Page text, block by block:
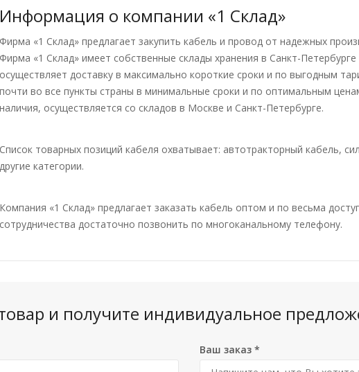
Информация о компании «1 Склад»
Фирма «1 Склад» предлагает закупить кабель и провод от надежных
Фирма «1 Склад» имеет собственные склады хранения в Санкт-
осуществляет доставку в максимально короткие сроки и по выгодным
почти во все пункты страны в минимальные сроки и по оптимальным
наличия, осуществляется со складов в Москве и Санкт-Петербурге.
Список товарных позиций кабеля охватывает: автотракторный кабель,
другие категории.
Компания «1 Склад» предлагает заказать кабель оптом и по весьма
сотрудничества достаточно позвонить по многоканальному телефону.
и получите индивидуальное
Ваш заказ *